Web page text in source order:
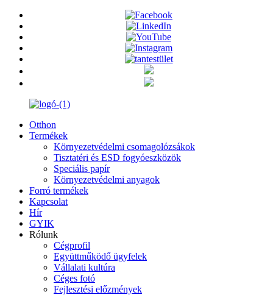
Otthon
Termékek
Környezetvédelmi csomagolózsákok
Tisztatéri és ESD fogyóeszközök
Speciális papír
Környezetvédelmi anyagok
Forró termékek
Kapcsolat
Hír
GYIK
Rólunk
Cégprofil
Együttműködő ügyfelek
Vállalati kultúra
Céges fotó
Fejlesztési előzmények